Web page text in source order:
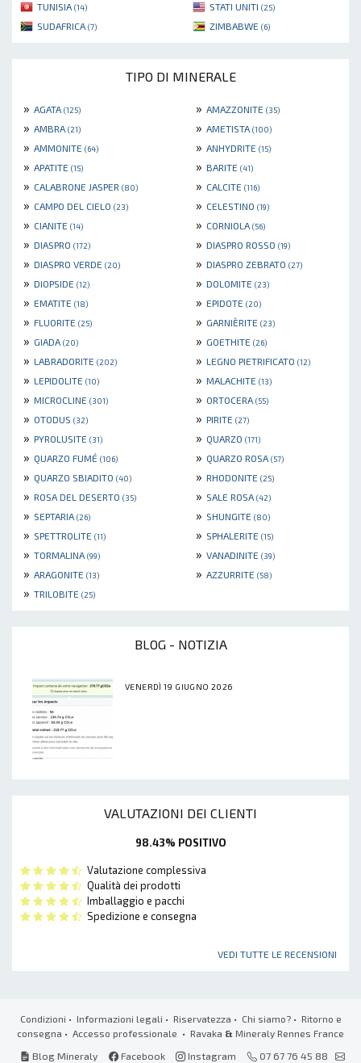
TUNISIA (14) STATI UNITI (25)
SUDAFRICA (7) ZIMBABWE (6)
TIPO DI MINERALE
» AGATA (125) » AMAZZONITE (35)
» AMBRA (21) » AMETISTA (100)
» AMMONITE (64) » ANHYDRITE (15)
» APATITE (15) » BARITE (41)
» CALABRONE JASPER (80) » CALCITE (116)
» CAMPO DEL CIELO (23) » CELESTINO (19)
» CIANITE (14) » CORNIOLA (56)
» DIASPRO (172) » DIASPRO ROSSO (19)
» DIASPRO VERDE (20) » DIASPRO ZEBRATO (27)
» DIOPSIDE (12) » DOLOMITE (23)
» EMATITE (18) » EPIDOTE (20)
» FLUORITE (25) » GARNIÈRITE (23)
» GIADA (20) » GOETHITE (26)
» LABRADORITE (202) » LEGNO PIETRIFICATO (12)
» LEPIDOLITE (10) » MALACHITE (13)
» MICROCLINE (301) » ORTOCERA (55)
» OTODUS (32) » PIRITE (27)
» PYROLUSITE (31) » QUARZO (171)
» QUARZO FUMÉ (106) » QUARZO ROSA (57)
» QUARZO SBIADITO (40) » RHODONITE (25)
» ROSA DEL DESERTO (35) » SALE ROSA (42)
» SEPTARIA (26) » SHUNGITE (80)
» SPETTROLITE (11) » SPHALERITE (15)
» TORMALINA (99) » VANADINITE (39)
» ARAGONITE (13) » AZZURRITE (58)
» TRILOBITE (25)
BLOG - NOTIZIA
VENERDÌ 19 GIUGNO 2026
VALUTAZIONI DEI CLIENTI
98.43% POSITIVO
Valutazione complessiva
Qualità dei prodotti
Imballaggio e pacchi
Spedizione e consegna
VEDI TUTTE LE RECENSIONI
Condizioni • Informazioni legali • Riservatezza • Chi siamo?• Ritorno e
consegna • Accesso professionale • Ravaka & Mineraly Rennes France
Blog Mineraly
Facebook Instagram 07 67 76 45 88